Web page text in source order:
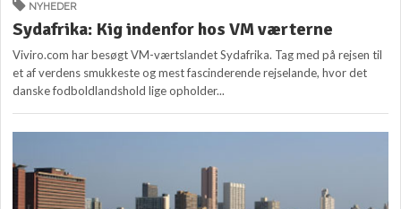
NYHEDER
Sydafrika: Kig indenfor hos VM værterne
Viviro.com har besøgt VM-værtslandet Sydafrika. Tag med på rejsen til
et af verdens smukkeste og mest fascinderende rejselande, hvor det
danske fodboldlandshold lige opholder...